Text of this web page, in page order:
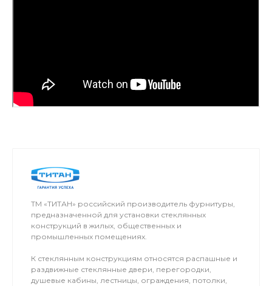
ТМ «ТИТАН» российский производитель фурнитуры,
предназначенной для установки стеклянных
конструкций в жилых, общественных и
промышленных помещениях.
К стеклянным конструкциям относятся распашные и
раздвижные стеклянные двери, перегородки,
душевые кабины, лестницы, ограждения, потолки,